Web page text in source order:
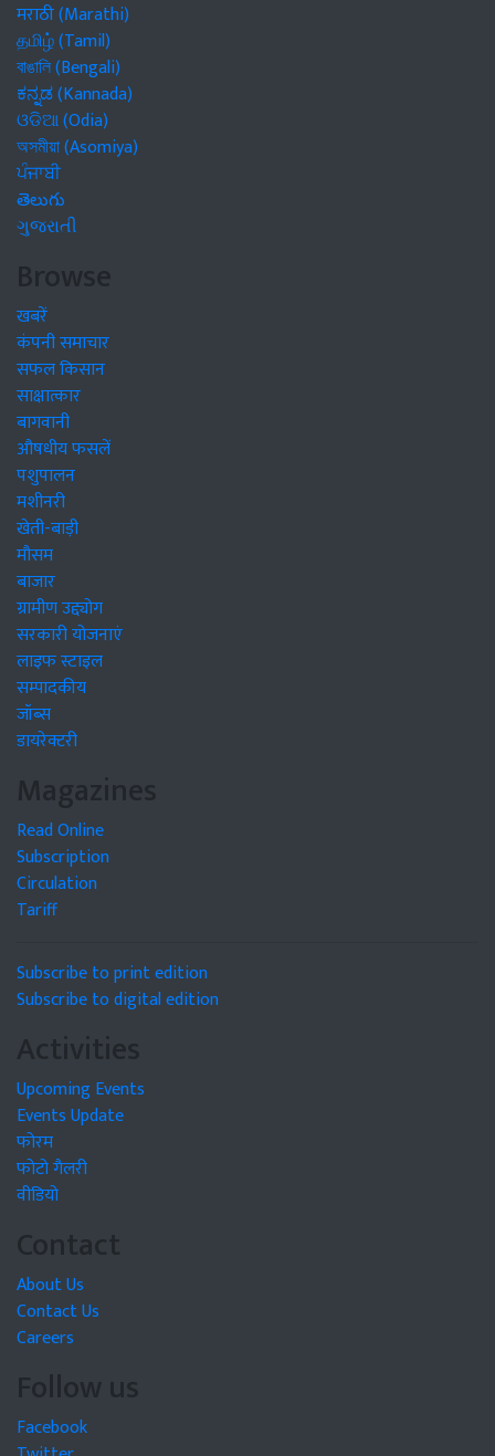
मराठी (Marathi)
தமிழ் (Tamil)
বাঙালি (Bengali)
ಕನ್ನಡ (Kannada)
ଓଡିଆ (Odia)
অসমীয়া (Asomiya)
ਪੰਜਾਬੀ
తెలుగు
ગુજરાતી
Browse
खबरें
कंपनी समाचार
सफल किसान
साक्षात्कार
बागवानी
औषधीय फसलें
पशुपालन
मशीनरी
खेती-बाड़ी
मौसम
बाजार
ग्रामीण उद्द्योग
सरकारी योजनाएं
लाइफ स्टाइल
सम्पादकीय
जॉब्स
डायरेक्टरी
Magazines
Read Online
Subscription
Circulation
Tariff
Subscribe to print edition
Subscribe to digital edition
Activities
Upcoming Events
Events Update
फोरम
फोटो गैलरी
वीडियो
Contact
About Us
Contact Us
Careers
Follow us
Facebook